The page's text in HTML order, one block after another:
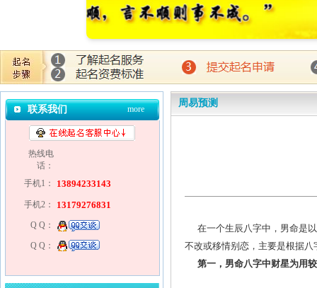
联系我们 more
热线电
话：
手机1：
13894233143
手机2： 13179276831
Q Q：
Q Q：
周易预测
在一个生辰八字中，男命是以
不改或移情别恋，主要是根据
第一，男命八字中财星为用